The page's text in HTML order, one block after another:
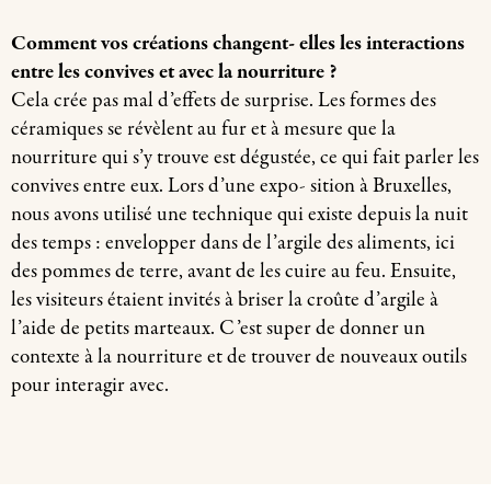
Comment vos créations changent- elles les interactions
entre les convives et avec la nourriture ?
Cela crée pas mal d’effets de surprise. Les formes des
céramiques se révèlent au fur et à mesure que la
nourriture qui s’y trouve est dégustée, ce qui fait parler les
convives entre eux. Lors d’une expo- sition à Bruxelles,
nous avons utilisé une technique qui existe depuis la nuit
des temps : envelopper dans de l’argile des aliments, ici
des pommes de terre, avant de les cuire au feu. Ensuite,
les visiteurs étaient invités à briser la croûte d’argile à
l’aide de petits marteaux. C’est super de donner un
contexte à la nourriture et de trouver de nouveaux outils
pour interagir avec.